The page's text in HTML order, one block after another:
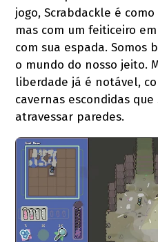
jogo, Scrabdackle é
mas com um feiticeiro
com sua espada. Somos
o mundo do nosso jeito.
liberdade já é notável,
cavernas escondidas
atravessar paredes.